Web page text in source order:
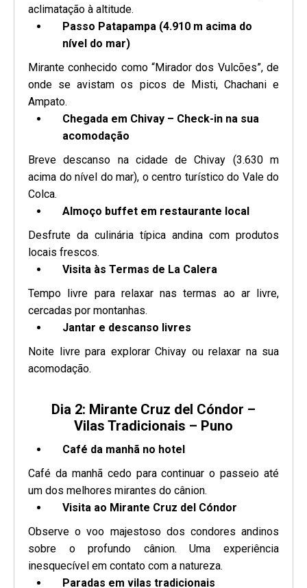
aclimatação à altitude.
Passo Patapampa (4.910 m acima do
nível do mar)
Mirante conhecido como “Mirador dos Vulcões”, de
onde se avistam os picos de Misti, Chachani e
Ampato.
Chegada em Chivay – Check-in na sua
acomodação
Breve descanso na cidade de Chivay (3.630 m
acima do nível do mar), o centro turístico do Vale do
Colca.
Almoço buffet em restaurante local
Desfrute da culinária típica andina com produtos
locais frescos.
Visita às Termas de La Calera
Tempo livre para relaxar nas termas ao ar livre,
cercadas por montanhas.
Jantar e descanso livres
Noite livre para explorar Chivay ou relaxar na sua
acomodação.
Dia 2: Mirante Cruz del Cóndor –
Vilas Tradicionais – Puno
Café da manhã no hotel
Café da manhã cedo para continuar o passeio até
um dos melhores mirantes do cânion.
Visita ao Mirante Cruz del Cóndor
Observe o voo majestoso dos condores andinos
sobre o profundo cânion. Uma experiência
inesquecível em contato com a natureza.
Paradas em vilas tradicionais